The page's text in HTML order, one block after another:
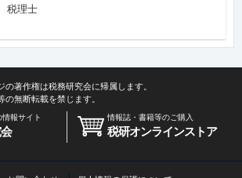
税理士
の著作権は税務研究会に帰属します。
無断転載を禁じます。
報サイト 情報誌・書籍等のご購入
税研オンラインストア